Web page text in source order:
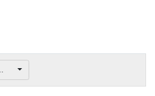
...